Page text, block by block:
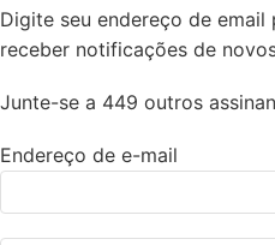
Digite seu endereço de
receber notificações de
Junte-se a 449 outros
Endereço de e-mail